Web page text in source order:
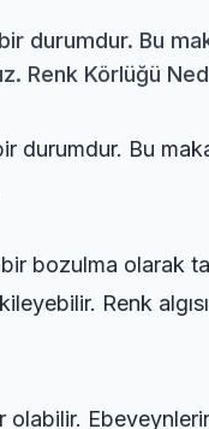
durumdur. Bu
Renk Körlüğü
durumdur. Bu
bozulma olarak
Renk